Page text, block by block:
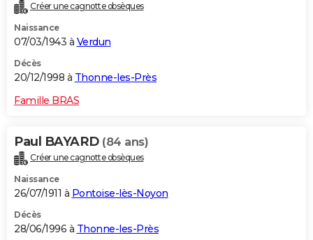
Créer une cagnotte obsèques
Naissance
07/03/1943 à Verdun
Décès
20/12/1998 à Thonne-les-Près
Famille BRAS
Paul BAYARD (84 ans)
Créer une cagnotte obsèques
Naissance
26/07/1911 à Pontoise-lès-Noyon
Décès
28/06/1996 à Thonne-les-Près